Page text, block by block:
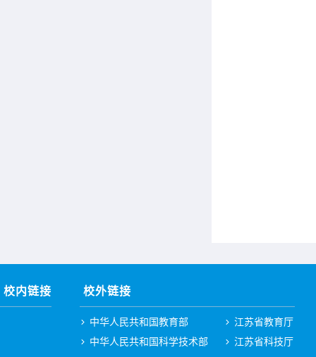
校内链接 校外链接
中华人民共和国教育部
中华人民共和国科学技术部
江苏省教育厅
江苏省科技厅